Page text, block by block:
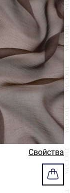
Свойства